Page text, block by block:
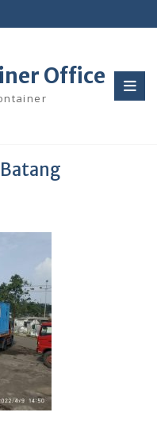
Office